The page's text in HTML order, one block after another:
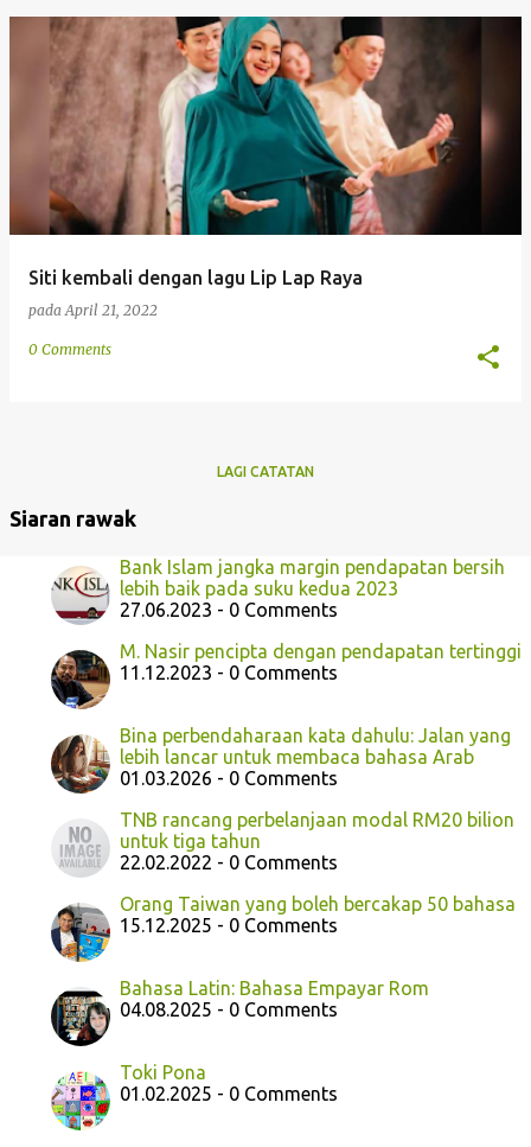
Siti kembali dengan lagu Lip Lap Raya
padaApril 21, 2022
0 Comments
LAGI CATATAN
Siaran rawak
Bank Islam jangka margin pendapatan bersih
lebih baik pada suku kedua 2023
27.06.2023 - 0 Comments
M. Nasir pencipta dengan pendapatan tertinggi
11.12.2023 - 0 Comments
Bina perbendaharaan kata dahulu: Jalan yang
lebih lancar untuk membaca bahasa Arab
01.03.2026 - 0 Comments
TNB rancang perbelanjaan modal RM20 bilion
untuk tiga tahun
22.02.2022 - 0 Comments
Orang Taiwan yang boleh bercakap 50 bahasa
15.12.2025 - 0 Comments
Bahasa Latin: Bahasa Empayar Rom
04.08.2025 - 0 Comments
Toki Pona
01.02.2025 - 0 Comments